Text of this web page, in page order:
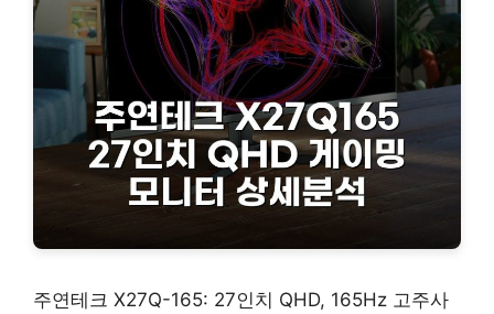
주연테크 X27Q-165: 27인치 QHD, 165Hz 고주사